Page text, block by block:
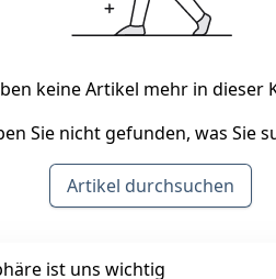
keine Artikel mehr in dieser
Sie nicht gefunden, was Sie
Artikel durchsuchen
ist uns wichtig